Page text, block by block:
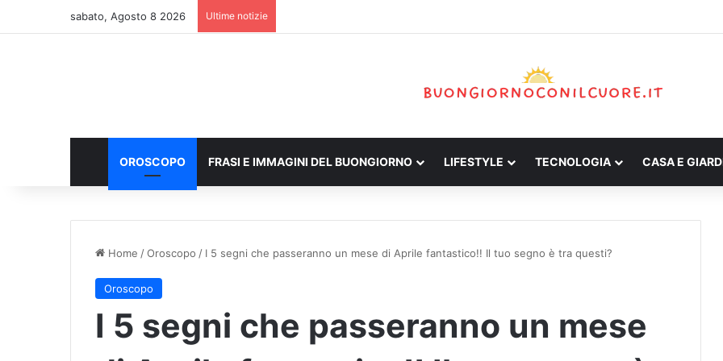
sabato, Agosto 8 2026 Ultime notizie
OROSCOPO FRASI E IMMAGINI DEL BUONGIORNO LIFESTYLE TECNOLOGIA CASA E
Home /Oroscopo / I 5 segni che passeranno un mese di Aprile fantastico!! Il tuo segno è tra questi?
Oroscopo
I 5 segni che passeranno un mese